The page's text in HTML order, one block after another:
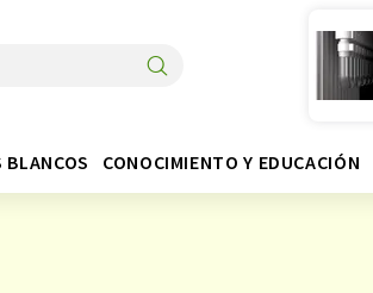
BLANCOS CONOCIMIENTO Y EDUCACIÓN